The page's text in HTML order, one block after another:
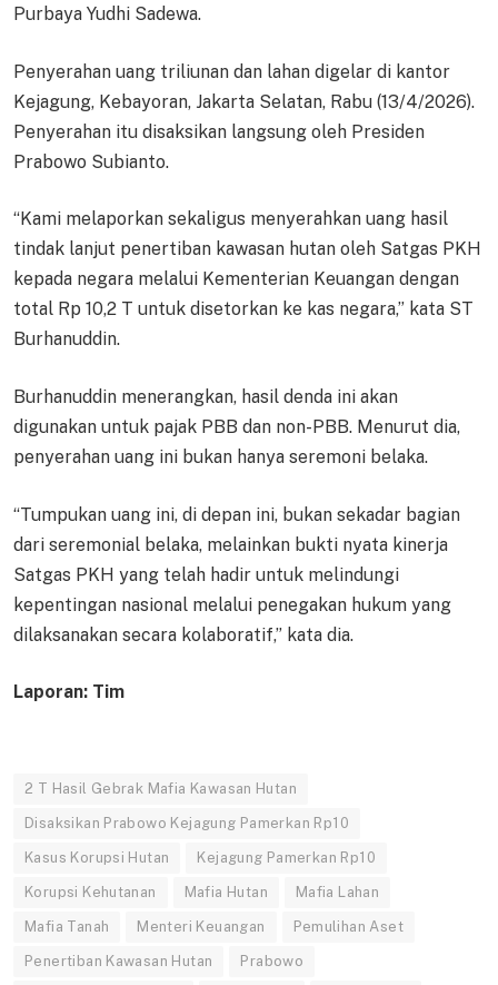
Purbaya Yudhi Sadewa.
Penyerahan uang triliunan dan lahan digelar di kantor
Kejagung, Kebayoran, Jakarta Selatan, Rabu (13/4/2026).
Penyerahan itu disaksikan langsung oleh Presiden
Prabowo Subianto.
“Kami melaporkan sekaligus menyerahkan uang hasil
tindak lanjut penertiban kawasan hutan oleh Satgas PKH
kepada negara melalui Kementerian Keuangan dengan
total Rp 10,2 T untuk disetorkan ke kas negara,” kata ST
Burhanuddin.
Burhanuddin menerangkan, hasil denda ini akan
digunakan untuk pajak PBB dan non-PBB. Menurut dia,
penyerahan uang ini bukan hanya seremoni belaka.
“Tumpukan uang ini, di depan ini, bukan sekadar bagian
dari seremonial belaka, melainkan bukti nyata kinerja
Satgas PKH yang telah hadir untuk melindungi
kepentingan nasional melalui penegakan hukum yang
dilaksanakan secara kolaboratif,” kata dia.
Laporan: Tim
2 T Hasil Gebrak Mafia Kawasan Hutan
Disaksikan Prabowo Kejagung Pamerkan Rp10
Kasus Korupsi Hutan Kejagung Pamerkan Rp10
Korupsi Kehutanan Mafia Hutan Mafia Lahan
Mafia Tanah Menteri Keuangan Pemulihan Aset
Penertiban Kawasan Hutan Prabowo